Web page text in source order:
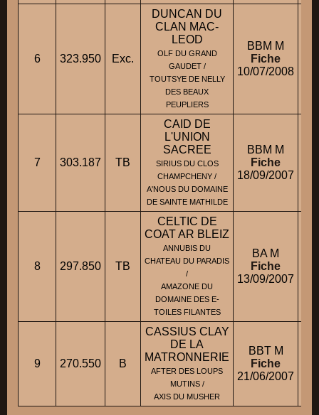
6 323.950 Exc.
DUNCAN DU
CLAN MAC-
LEOD
OLF DU GRAND
GAUDET /
TOUTSYE DE NELLY
DES BEAUX
PEUPLIERS
BBM M
Fiche
10/07/2008
7 303.187 TB
CAID DE
L'UNION
SACREE
SIRIUS DU CLOS
CHAMPCHENY /
A'NOUS DU DOMAINE
DE SAINTE MATHILDE
BBM M
Fiche
18/09/2007
8 297.850 TB
CELTIC DE
COAT AR BLEIZ
ANNUBIS DU
CHATEAU DU PARADIS
/
AMAZONE DU
DOMAINE DES E-
TOILES FILANTES
BA M
Fiche
13/09/2007
9 270.550 B
CASSIUS CLAY
DE LA
MATRONNERIE
AFTER DES LOUPS
MUTINS /
AXIS DU MUSHER
BBT M
Fiche
21/06/2007